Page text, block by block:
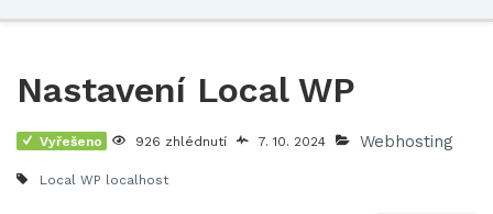
Nastavení Local WP
Vyřešeno 926 zhlédnutí 7. 10. 2024 Webhosting
Local WP localhost